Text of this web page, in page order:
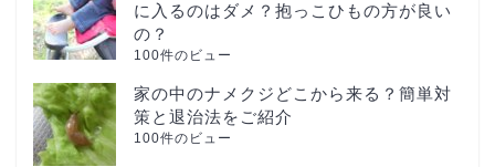
に入るのはダメ？抱っこひもの方が良い
の？
100件のビュー
家の中のナメクジどこから来る？簡単対
策と退治法をご紹介
100件のビュー